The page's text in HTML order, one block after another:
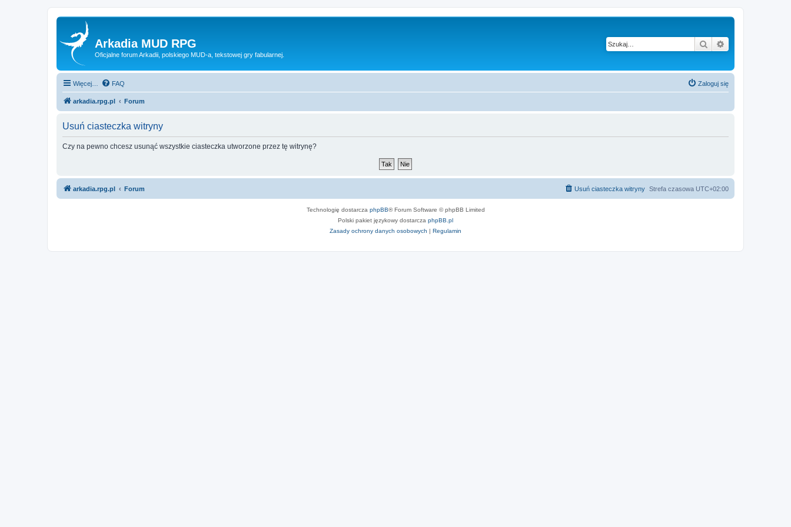
Arkadia MUD RPG
Oficjalne forum Arkadii, polskiego MUD-a, tekstowej gry fabularnej.
Szukaj
Więcej… FAQ Zaloguj się
arkadia.rpg.pl Forum
Usuń ciasteczka witryny
Czy na pewno chcesz usunąć wszystkie ciasteczka utworzone przez tę witrynę?
arkadia.rpg.pl Forum Strefa czasowa UTC+02:00
Usuń ciasteczka witryny
Technologię dostarcza phpBB® Forum Software © phpBB Limited
Polski pakiet językowy dostarcza phpBB.pl
Zasady ochrony danych osobowych | Regulamin